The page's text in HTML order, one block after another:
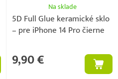
Na sklade
5D Full Glue keramické sklo
– pre iPhone 14 Pro čierne
9,90 €